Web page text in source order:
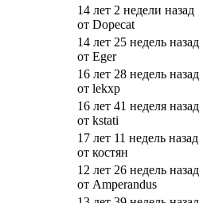
14 лет 2 недели назад
от Dopecat
14 лет 25 недель назад
от Eger
16 лет 28 недель назад
от lekxp
16 лет 41 неделя назад
от kstati
17 лет 11 недель назад
от костян
12 лет 26 недель назад
от Amperandus